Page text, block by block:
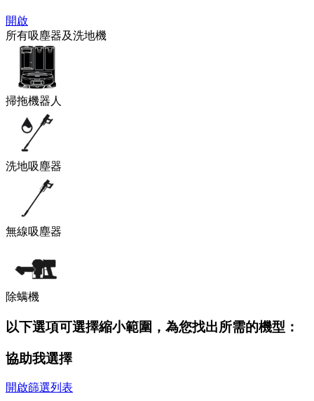
開啟
所有吸塵器及洗地機
掃拖機器人
洗地吸塵器
無線吸塵器
除螨機
以下選項可選擇縮小範圍，為您找出所需的機型：
協助我選擇
開啟篩選列表